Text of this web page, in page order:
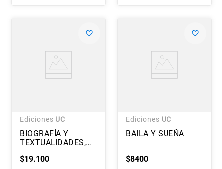
Ediciones UC
BIOGRAFÍA Y
TEXTUALIDADES,
SUBJETIVIDAD
$19.100
Ediciones UC
BAILA Y SUEÑA
$8400